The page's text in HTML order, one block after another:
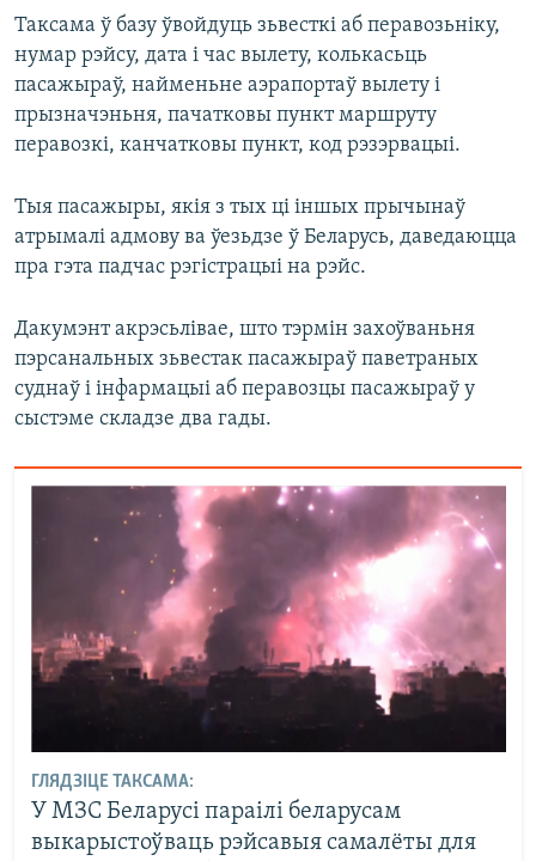
Таксама ў базу ўвойдуць зьвесткі аб перавозьніку,
нумар рэйсу, дата і час вылету, колькасьць
пасажыраў, найменьне аэрапортаў вылету і
прызначэньня, пачатковы пункт маршруту
перавозкі, канчатковы пункт, код рэзэрвацыі.
Тыя пасажыры, якія з тых ці іншых прычынаў
атрымалі адмову ва ўезьдзе ў Беларусь, даведаюцца
пра гэта падчас рэгістрацыі на рэйс.
Дакумэнт акрэсьлівае, што тэрмін захоўваньня
пэрсанальных зьвестак пасажыраў паветраных
суднаў і інфармацыі аб перавозцы пасажыраў у
сыстэме складзе два гады.
ГЛЯДЗІЦЕ ТАКСАМА:
У МЗС Беларусі параілі беларусам
выкарыстоўваць рэйсавыя самалёты для